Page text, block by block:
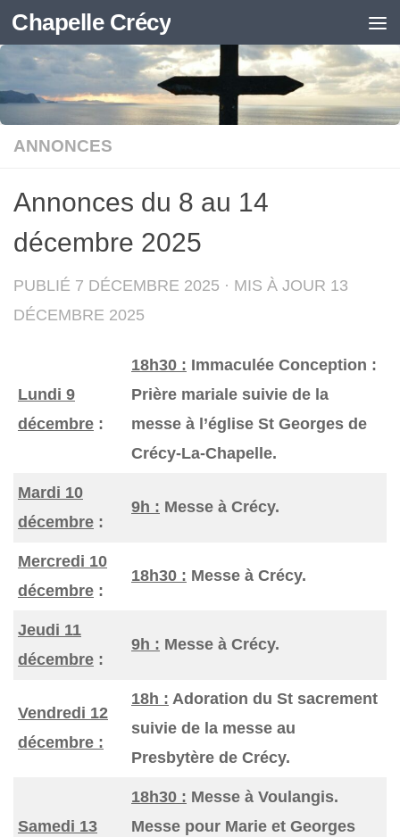
Skip to content
Chapelle Crécy
ANNONCES
Annonces du 8 au 14
décembre 2025
PUBLIÉ 7 DÉCEMBRE 2025 · MIS À JOUR 13
DÉCEMBRE 2025
Lundi 9
décembre :
18h30 : Immaculée Conception :
Prière mariale suivie de la
messe à l’église St Georges de
Crécy-La-Chapelle.
Mardi 10
décembre :
9h : Messe à Crécy.
Mercredi 10
décembre :
18h30 : Messe à Crécy.
Jeudi 11
décembre :
9h : Messe à Crécy.
Vendredi 12
décembre :
18h : Adoration du St sacrement
suivie de la messe au
Presbytère de Crécy.
Samedi 13
18h30 : Messe à Voulangis.
Messe pour Marie et Georges